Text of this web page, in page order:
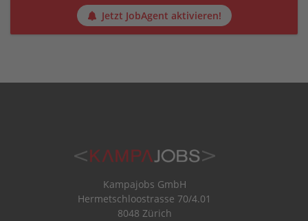
Jetzt JobAgent aktivieren!
Kampajobs GmbH
Hermetschloostrasse 70/4.01
8048 Zürich